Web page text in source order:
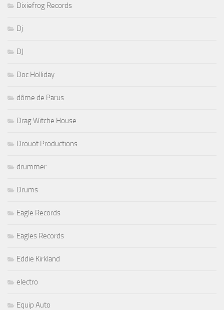
Dixiefrog Records
Dj
DJ
Doc Holliday
dôme de Parus
Drag Witche House
Drouot Productions
drummer
Drums
Eagle Records
Eagles Records
Eddie Kirkland
electro
Equip Auto